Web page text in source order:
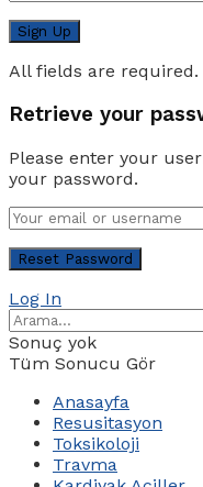
All fields are required.
Retrieve your
Please enter your
your password.
Log In
Sonuç yok
Tüm Sonucu Gör
Anasayfa
Resusitasyon
Toksikoloji
Travma